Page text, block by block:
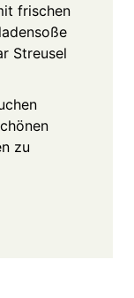
frischen
Streusel
zu